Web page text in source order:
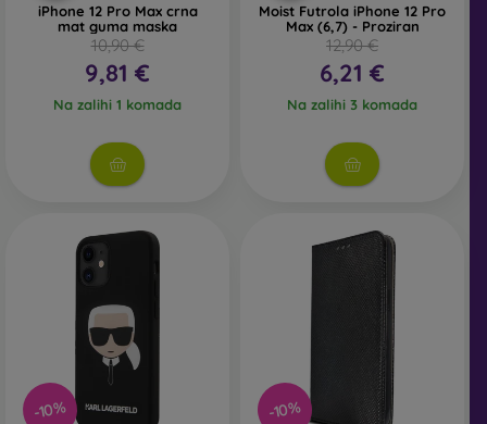
iPhone 12 Pro Max crna
mat guma maska
10,90 €
9,81 €
Na zalihi 1 komada
Moist Futrola iPhone 12 Pro
Max (6,7) - Proziran
12,90 €
6,21 €
Na zalihi 3 komada
-10% -10%